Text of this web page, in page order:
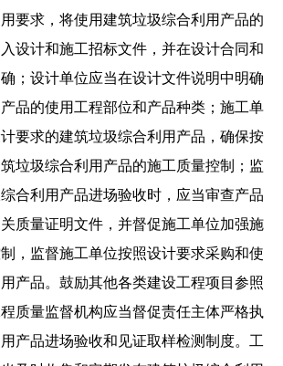
要求，将使用建筑垃圾综合利用产品的
设计和施工招标文件，并在设计合同和
；设计单位应当在设计文件说明中明确
品的使用工程部位和产品种类；施工单
要求的建筑垃圾综合利用产品，确保按
垃圾综合利用产品的施工质量控制；监
合利用产品进场验收时，应当审查产品
质量证明文件，并督促施工单位加强施
，监督施工单位按照设计要求采购和使
产品。鼓励其他各类建设工程项目参照
质量监督机构应当督促责任主体严格执
产品进场验收和见证取样检测制度。工